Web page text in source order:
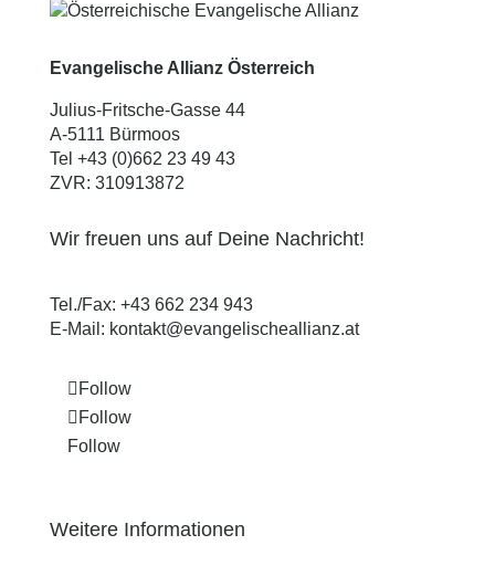
Evangelische Allianz Österreich
Julius-Fritsche-Gasse 44
A-5111 Bürmoos
Tel +43 (0)662 23 49 43
ZVR: 310913872
Wir freuen uns auf Deine Nachricht!
Tel./Fax: +43 662 234 943
E-Mail: kontakt@evangelischeallianz.at
Follow
Follow
Follow
Weitere Informationen